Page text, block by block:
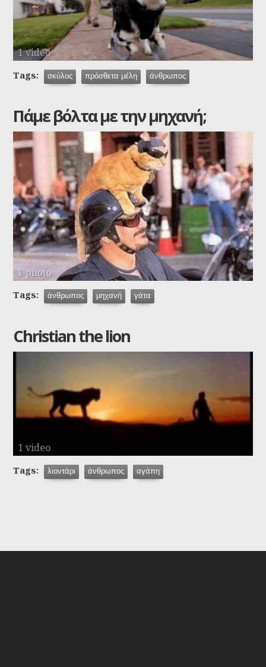
1 video
Tags: σκύλος πρόσθετα μέλη άνθρωπος
Πάμε βόλτα με την μηχανή;
1 photo
Tags: άνθρωπος μηχανή γάτα
Christian the lion
1 video
Tags: λιοντάρι άνθρωπος αγάπη